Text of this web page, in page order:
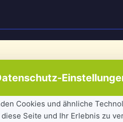
(auch Gnemern
Cookies und ähnliche
Seite und Ihr Erlebnis zu